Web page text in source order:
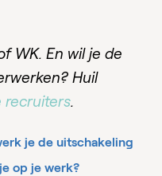
WK. En wil je de
Huil
recruiters.
je de uitschakeling
op je werk?